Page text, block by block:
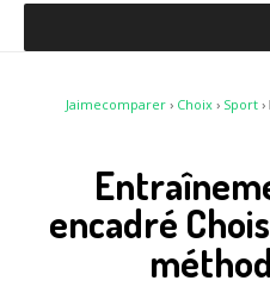
Jaimecomparer› Choix› Sport›
encadré